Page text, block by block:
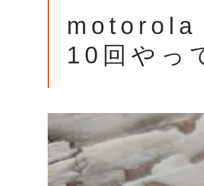
motorola
10回やっ